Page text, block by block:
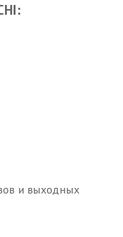
и выходных